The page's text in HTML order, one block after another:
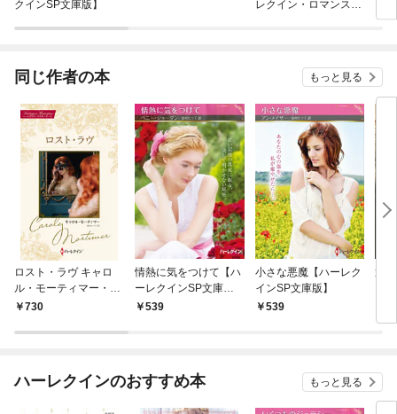
クインSP文庫版】
レクイン・ロマンス
同じ作者の本 もっと見る
ロスト・ラヴ キャロ
ル・モーティマー・コ
レクション【ハーレク
版】
730
情熱に気をつけて【ハ
ーレクインSP文庫
版】539
小さな悪魔【ハーレク
インSP文庫版】
539
運
ハーレクインのおすすめ本 もっと見る